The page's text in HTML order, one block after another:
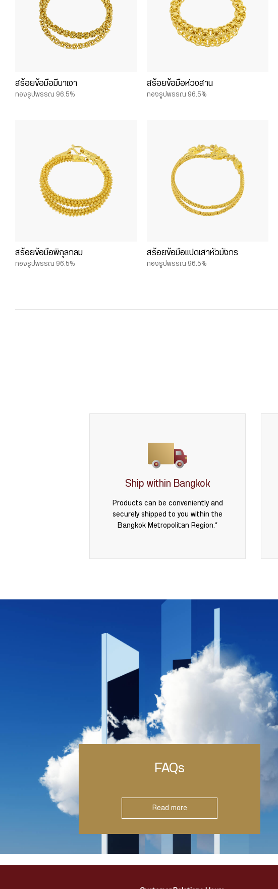
สร้อยข้อมือมีนาเงา
ทองรูปพรรณ 96.5%
สร้อยข้อมือห่วงสาน
ทองรูปพรรณ 96.5%
สร้อยข้อมือพิกุลกลม
ทองรูปพรรณ 96.5%
สร้อยข้อมือแปดเสาหัวมังกร
ทองรูปพรรณ 96.5%
Ship within Bangkok
Products can be conveniently and
securely shipped to you within the
Bangkok Metropolitan Region.*
FAQs
Read more